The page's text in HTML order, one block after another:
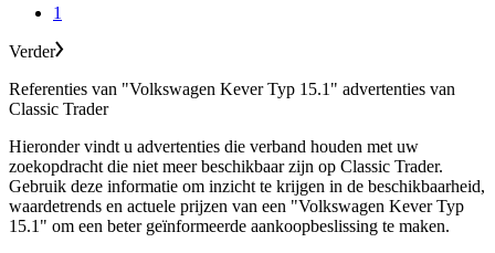
1
Verder
Referenties van "Volkswagen Kever Typ 15.1" advertenties van
Classic Trader
Hieronder vindt u advertenties die verband houden met uw
zoekopdracht die niet meer beschikbaar zijn op Classic Trader.
Gebruik deze informatie om inzicht te krijgen in de beschikbaarheid,
waardetrends en actuele prijzen van een "Volkswagen Kever Typ
15.1" om een beter geïnformeerde aankoopbeslissing te maken.